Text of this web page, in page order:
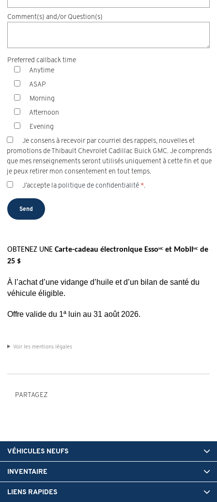
Comment(s) and/or Question(s)
Preferred callback time
Anytime
ASAP
Morning
Afternoon
Evening
Je consens à recevoir par courriel des rappels, nouvelles et
promotions de Thibault Chevrolet Cadillac Buick GMC. Je comprends
que mes renseignements seront utilisés uniquement à cette fin et que
je peux retirer mon consentement en tout temps.
J’accepte la politique de confidentialité *
OBTENEZ UNE Carte-cadeau électronique Esso MC et Mobil MC de
25 $
À l’achat d’une vidange d’huile et d’un bilan de santé du
véhicule éligible.
Offre valide du 1ª luin au 31 août 2026.
Voir les mentions légales
PARTAGEZ
VÉHICULES NEUFS
INVENTAIRE
LIENS RAPIDES